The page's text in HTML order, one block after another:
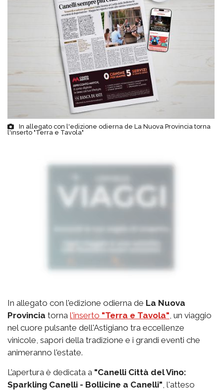
In allegato con l'edizione odierna de La Nuova Provincia torna
l'inserto "Terra e Tavola"
In allegato con l'edizione odierna de La Nuova
Provincia torna l'inserto "Terra e Tavola" , un viaggio
nel cuore pulsante dell'Astigiano tra eccellenze
vinicole, sapori della tradizione e i grandi eventi che
animeranno l'estate.
L’apertura è dedicata a "Canelli Città del Vino:
Sparkling Canelli - Bollicine a Canelli" , l'atteso